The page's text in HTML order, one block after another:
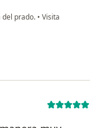
del prado. • Visita